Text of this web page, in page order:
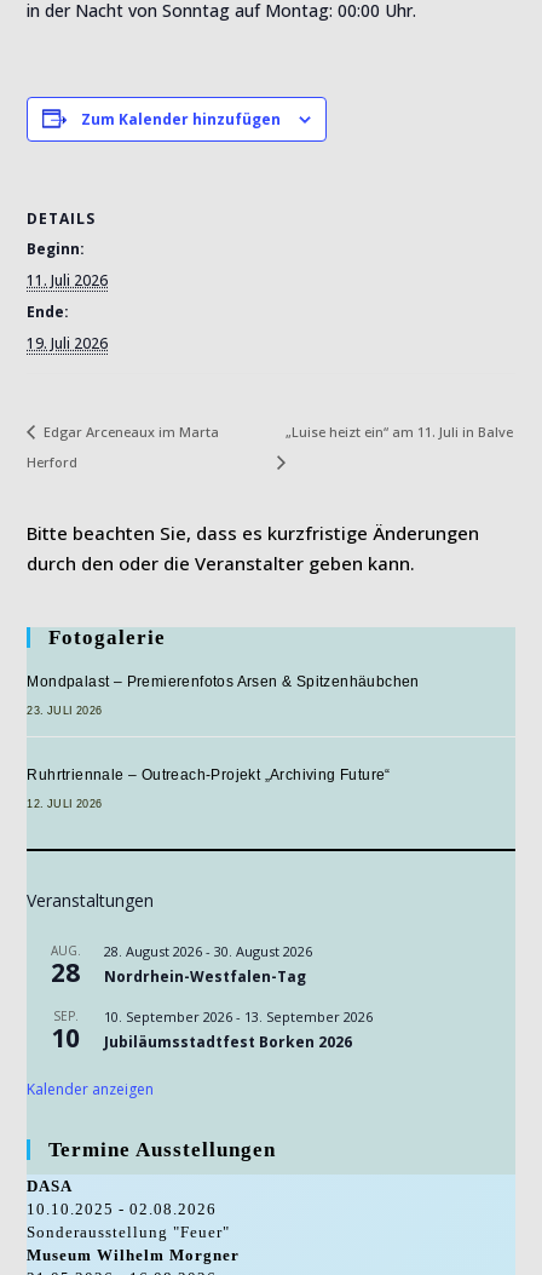
in der Nacht von Sonntag auf Montag: 00:00 Uhr.
Zum Kalender hinzufügen
DETAILS
Beginn:
11. Juli 2026
Ende:
19. Juli 2026
Edgar Arceneaux im Marta
Herford
„Luise heizt ein“ am 11. Juli in Balve
Bitte beachten Sie, dass es kurzfristige Änderungen
durch den oder die Veranstalter geben kann.
Fotogalerie
Mondpalast – Premierenfotos Arsen & Spitzenhäubchen
23. JULI 2026
Ruhrtriennale – Outreach-Projekt „Archiving Future“
12. JULI 2026
Veranstaltungen
AUG.
28
28. August 2026 -30. August 2026
Nordrhein-Westfalen-Tag
SEP.
10
10. September 2026 - 13. September 2026
Jubiläumsstadtfest Borken 2026
Kalender anzeigen
Termine Ausstellungen
DASA
10.10.2025 - 02.08.2026
Sonderausstellung "Feuer"
Museum Wilhelm Morgner